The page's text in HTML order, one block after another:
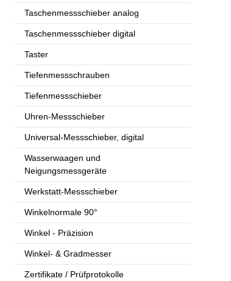
Taschenmessschieber analog
Taschenmessschieber digital
Taster
Tiefenmessschrauben
Tiefenmessschieber
Uhren-Messschieber
Universal-Messschieber, digital
Wasserwaagen und
Neigungsmessgeräte
Werkstatt-Messschieber
Winkelnormale 90°
Winkel - Präzision
Winkel- & Gradmesser
Zertifikate / Prüfprotokolle